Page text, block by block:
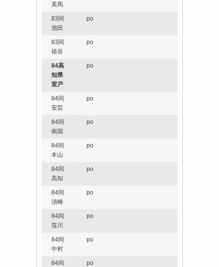
美馬
83同
池田
po
83同
祖谷
po
84高
知県
室戸
po
84同
安芸
po
84同
南国
po
84同
本山
po
84同
高知
po
84同
須崎
po
84同
窪川
po
84同
中村
po
84同
po